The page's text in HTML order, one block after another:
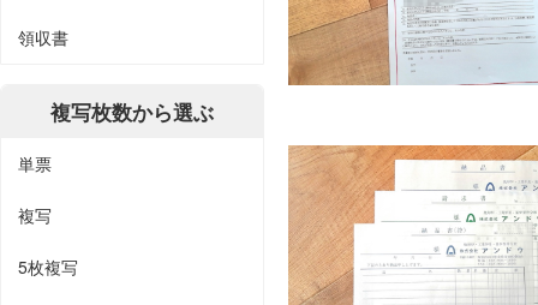
領収書
複写枚数から選ぶ
単票
複写
5枚複写